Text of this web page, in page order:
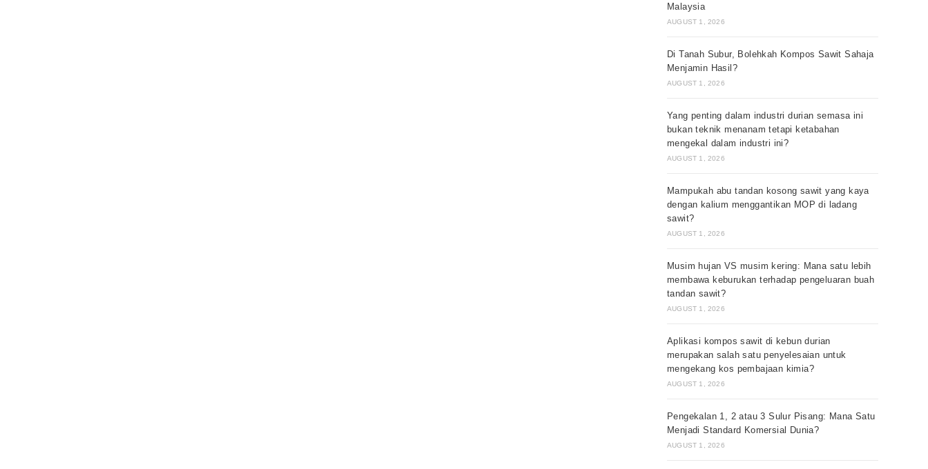
Malaysia
AUGUST 1, 2026
Di Tanah Subur, Bolehkah Kompos Sawit Sahaja
Menjamin Hasil?
AUGUST 1, 2026
Yang penting dalam industri durian semasa ini
bukan teknik menanam tetapi ketabahan
mengekal dalam industri ini?
AUGUST 1, 2026
Mampukah abu tandan kosong sawit yang kaya
dengan kalium menggantikan MOP di ladang
sawit?
AUGUST 1, 2026
Musim hujan VS musim kering: Mana satu lebih
membawa keburukan terhadap pengeluaran buah
tandan sawit?
AUGUST 1, 2026
Aplikasi kompos sawit di kebun durian
merupakan salah satu penyelesaian untuk
mengekang kos pembajaan kimia?
AUGUST 1, 2026
Pengekalan 1, 2 atau 3 Sulur Pisang: Mana Satu
Menjadi Standard Komersial Dunia?
AUGUST 1, 2026